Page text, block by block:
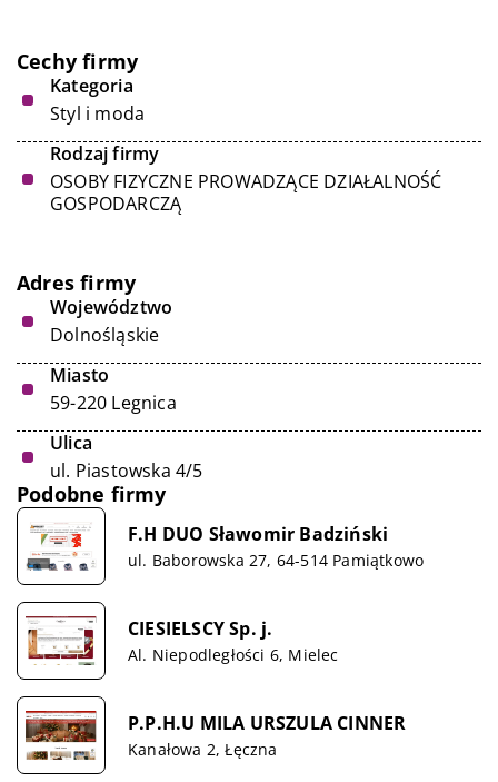
Cechy firmy
Kategoria
Styl i moda
Rodzaj firmy
OSOBY FIZYCZNE PROWADZĄCE DZIAŁALNOŚĆ
GOSPODARCZĄ
Adres firmy
Województwo
Dolnośląskie
Miasto
59-220 Legnica
Ulica
ul. Piastowska 4/5
Podobne firmy
F.H DUO Sławomir Badziński
ul. Baborowska 27, 64-514 Pamiątkowo
CIESIELSCY Sp. j.
Al. Niepodległości 6, Mielec
P.P.H.U MILA URSZULA CINNER
Kanałowa 2, Łęczna